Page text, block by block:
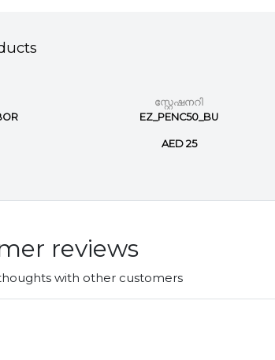
സ്റ്റേഷനറി
EZ_PENC50_BU
AED 25
reviews
with other customers